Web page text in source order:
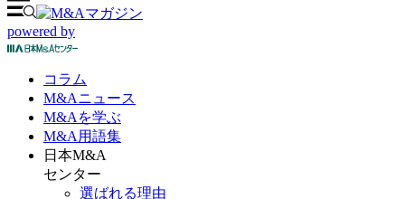
powered by
コラム
M&Aニュース
M&Aを学ぶ
M&A 用語集
日本M&A
センター
選ばれる理由